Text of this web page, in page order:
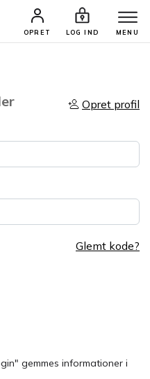
OPRET LOG IND MENU
Opret profil
Glemt kode?
gemmes informationer i